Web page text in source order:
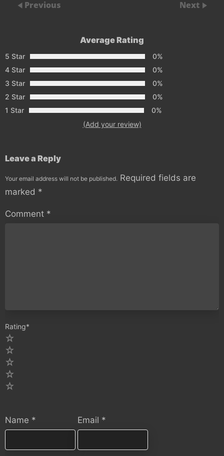
Previous Next
Average Rating
5 Star
0%
4 Star
0%
3 Star
0%
2 Star
0%
1 Star
0%
(Add your review)
Leave a Reply
Your email address will not be published. Required fields are
marked *
Comment *
Rating*
Name * Email *